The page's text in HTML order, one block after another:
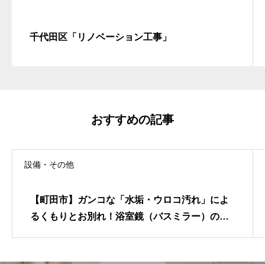
千代田区「リノベーション工事」
おすすめの記事
設備・その他
【町田市】ガンコな「水垢・ウロコ汚れ」によ
るくもりとお別れ！浴室鏡（バスミラー）の交